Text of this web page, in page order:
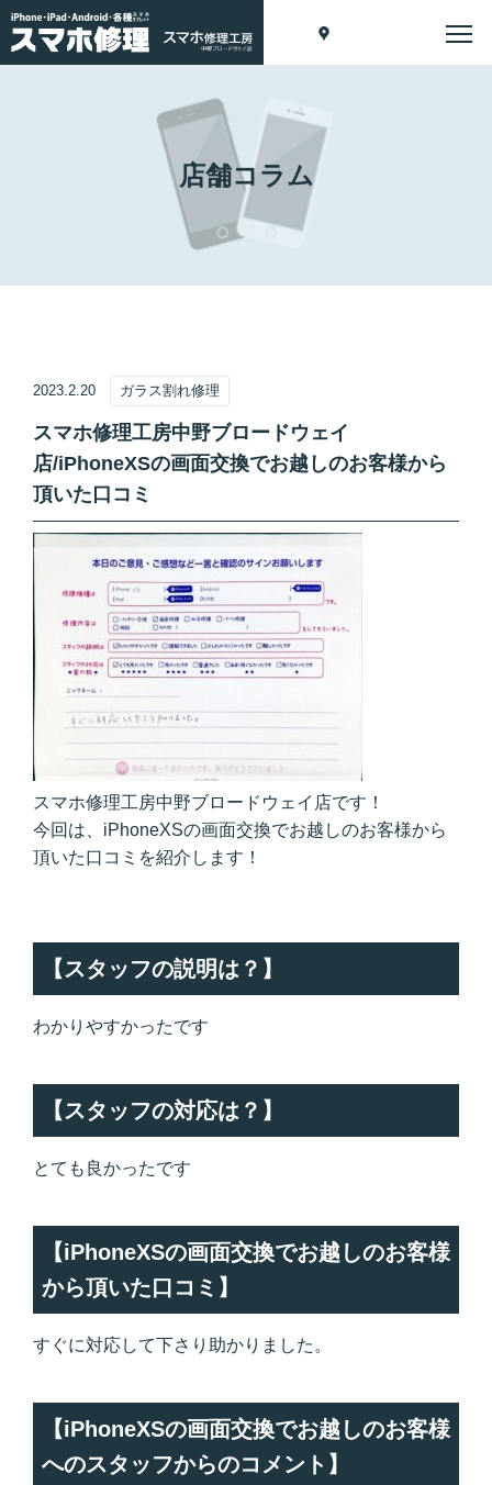
店舗コラム
2023.2.20 ガラス割れ修理
スマホ修理工房中野ブロードウェイ
店/iPhoneXSの画面交換でお越しのお客様から
頂いた口コミ
スマホ修理工房中野ブロードウェイ店です！
今回は、iPhoneXSの画面交換でお越しのお客様から
頂いた口コミを紹介します！
【スタッフの説明は？】
わかりやすかったです
【スタッフの対応は？】
とても良かったです
【iPhoneXSの画面交換でお越しのお客様
から頂いた口コミ】
すぐに対応して下さり助かりました。
【iPhoneXSの画面交換でお越しのお客様
へのスタッフからのコメント】